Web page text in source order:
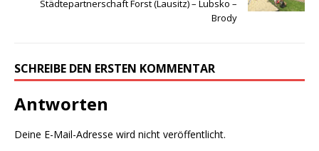
Städtepartnerschaft Forst (Lausitz) – Lubsko –
Brody
SCHREIBE DEN ERSTEN KOMMENTAR
Antworten
Deine E-Mail-Adresse wird nicht veröffentlicht.